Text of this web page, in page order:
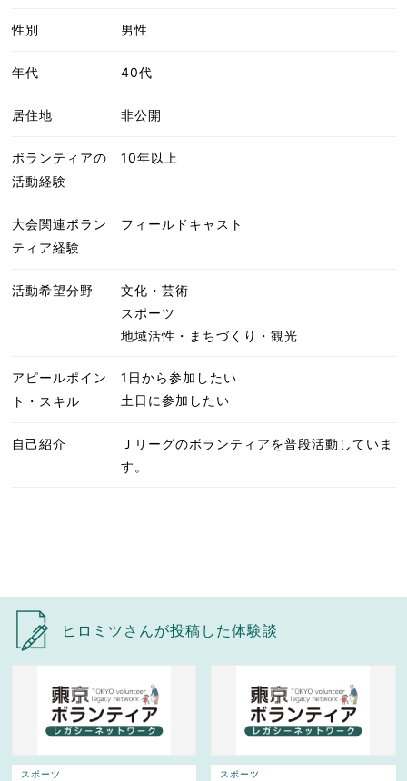
性別 男性
年代 40代
居住地 非公開
ボランティアの
活動経験
10年以上
大会関連ボラン
ティア経験
フィールドキャスト
活動希望分野
文化・芸術
スポーツ
地域活性・まちづくり・観光
アピールポイン
ト・スキル
1日から参加したい
土日に参加したい
自己紹介
Ｊリーグのボランティアを普段活動していま
す。
ヒロミツさんが投稿した体験談
スポーツ スポーツ